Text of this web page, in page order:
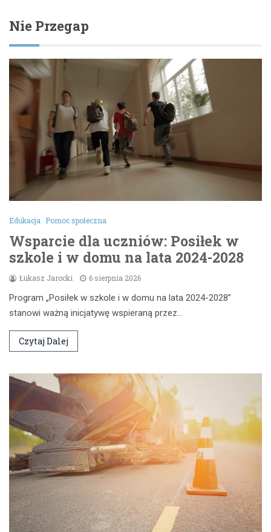
Nie Przegap
Edukacja Pomoc społeczna
Wsparcie dla uczniów: Posiłek w
szkole i w domu na lata 2024-2028
Łukasz Jarocki 6 sierpnia 2026
Program „Posiłek w szkole i w domu na lata 2024-2028”
stanowi ważną inicjatywę wspieraną przez…
Czytaj Dalej